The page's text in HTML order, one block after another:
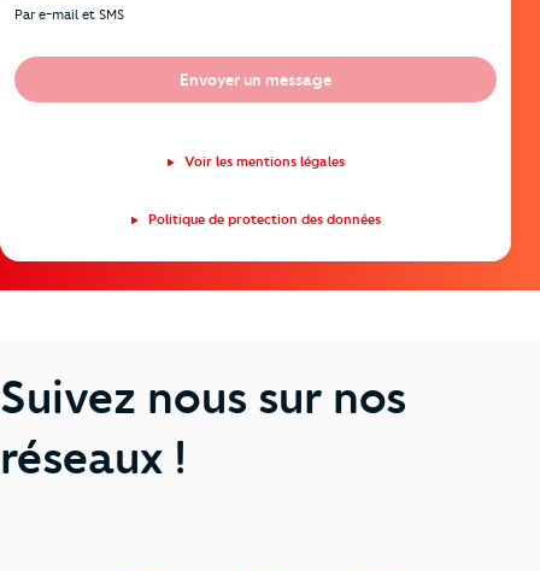
Par e-mail et SMS
Envoyer un message
Voir les mentions légales
Politique de protection des données
Suivez nous sur nos
réseaux !